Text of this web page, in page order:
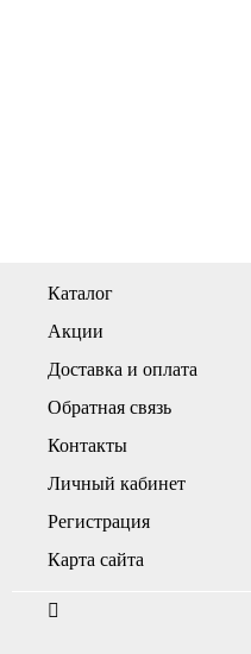
Каталог
Акции
Доставка и оплата
Обратная связь
Контакты
Личный кабинет
Регистрация
Карта сайта